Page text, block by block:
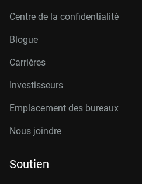
Centre de la confidentialité
Blogue
Carrières
Investisseurs
Emplacement des bureaux
Nous joindre
Soutien